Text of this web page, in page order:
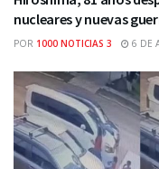
nucleares y nuevas
POR 1000 NOTICIAS 3 6 DE